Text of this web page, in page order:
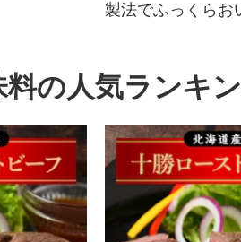
製法でふっくらお
料の人気ランキ